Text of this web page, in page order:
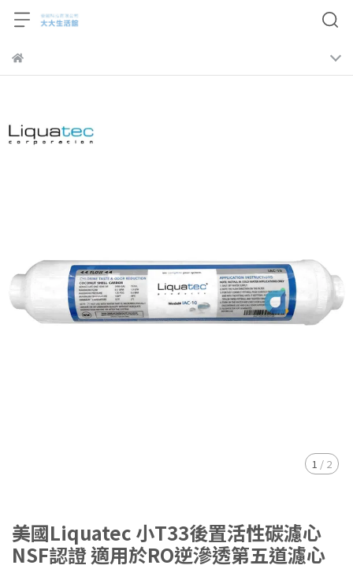
1 / 2
美國Liquatec 小T33後置活性碳濾心
NSF認證 適用於RO逆滲透第五道濾心